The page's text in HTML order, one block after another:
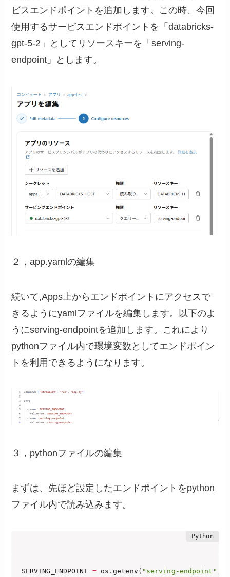
ビスエンドポイントを追加します。この時、今回
使用するサービスエンドポイントを「databricks-
gpt-5-2」としてリソースキーを「serving-
endpoint」とします。
２，app.yamlの編集
続いて,Apps上からエンドポイントにアクセスで
きるようにyamlファイルを編集します。以下のよ
うにserving-endpointを追加します。これにより
pythonファイル内で環境変数としてエンドポイン
トを利用できるようになります。
３，pythonファイルの編集
まずは、先ほど設定したエンドポイントをpython
ファイル内で読み込みます。
SERVING_ENDPOINT = os .getenv ( "serving-endpoint"